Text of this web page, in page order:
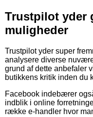
Trustpilot yder
muligheder
Trustpilot yder super
analysere diverse
grund af dette anbefaler
butikkens kritik inden du
Facebook indebærer
indblik i online
række e-handler hvor